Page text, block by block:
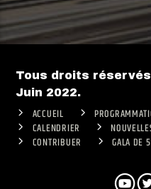
Tous droits
Juin 2022.
ACCUEIL
CALENDRIER
CONTRIBUER
GALA DE